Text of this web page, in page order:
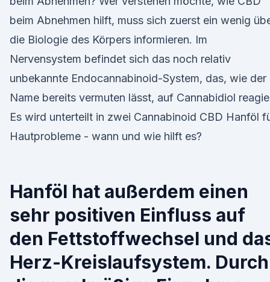
beim Abnehmen hilft, muss sich zuerst ein wenig
die Biologie des Körpers informieren. Im
Nervensystem befindet sich das noch relativ
unbekannte Endocannabinoid-System, das, wie der
Name bereits vermuten lässt, auf Cannabidiol
Es wird unterteilt in zwei Cannabinoid CBD Hanföl
Hautprobleme - wann und wie hilft es?
Hanföl hat außerdem einen
sehr positiven Einfluss auf
den Fettstoffwechsel und
Herz-Kreislaufsystem. Durch